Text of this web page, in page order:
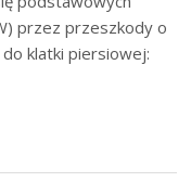
przez przeszkody o
klatki piersiowej: